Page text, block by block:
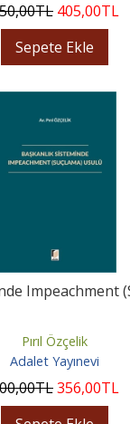
,00TL 405,00TL
Sepete Ekle
Impeachment
Pırıl Özçelik
Adalet Yayınevi
,00TL356,00TL